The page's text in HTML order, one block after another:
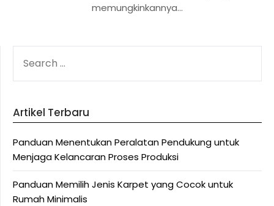
memungkinkannya…
FOR:
Artikel Terbaru
Panduan Menentukan Peralatan Pendukung untuk
Menjaga Kelancaran Proses Produksi
Panduan Memilih Jenis Karpet yang Cocok untuk
Rumah Minimalis